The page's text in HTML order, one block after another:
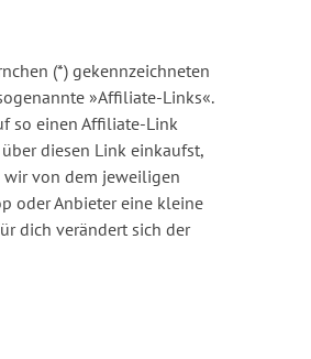
(*) gekennzeichneten
»Affiliate-Links«.
so einen Affiliate-Link
diesen Link einkaufst,
wir von dem jeweiligen
oder Anbieter eine kleine
dich verändert sich der